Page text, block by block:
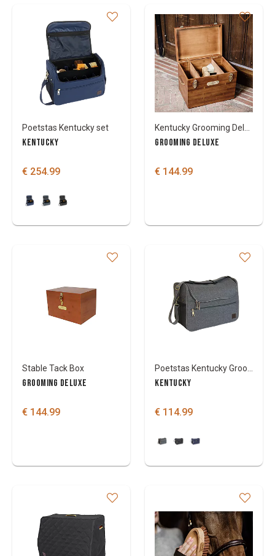
Poetstas Kentucky set
KENTUCKY
€ 254.99
GROOMING DELUXE
€ 144.99
Stable Tack Box
GROOMING DELUXE
€ 144.99
KENTUCKY
€ 114.99